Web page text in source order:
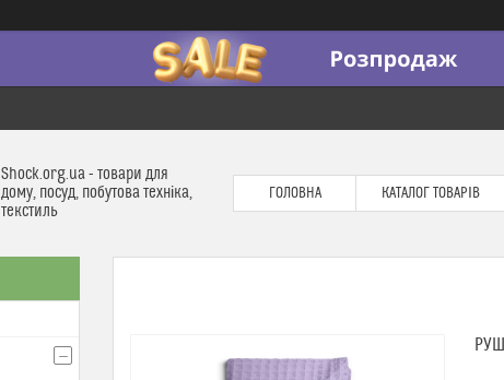
Shock.org.ua - товари для
дому, посуд, побутова техніка,
текстиль
ГОЛОВНА КАТАЛОГ ТОВАРІВ